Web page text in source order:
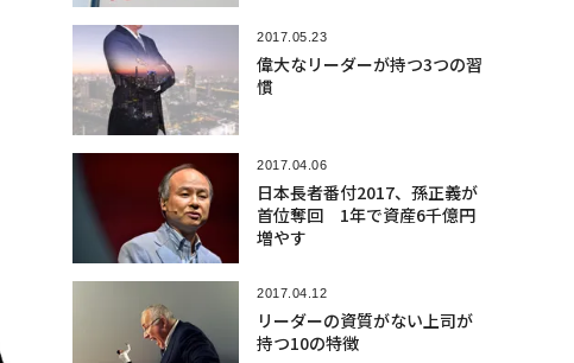
2026.08.06
「1サトシも売らない」と主張のセイ
ラー、取得原価割れで約165億円のビ
ットコインを売却
2026.08.05
ドローンからロボットが降下、ウク
ライナが世界初の「無人空挺強襲」
を遂行
2026.08.06
「老化細胞」を除去するメカニズム
を発見